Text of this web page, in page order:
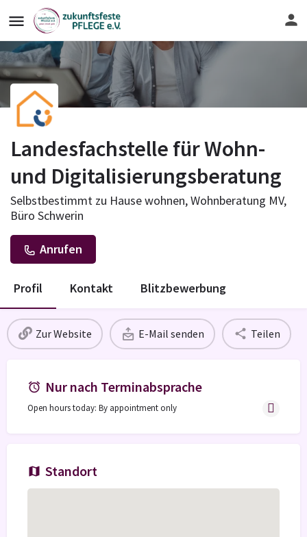
Landesfachstelle für Wohn-
und Digitalisierungsberatung
Selbstbestimmt zu Hause wohnen, Wohnberatung MV,
Büro Schwerin
Anrufen
Profil Kontakt Blitzbewerbung
Zur Website E-Mail senden Teilen
Nur nach Terminabsprache
Open hours today: By appointment only
Standort